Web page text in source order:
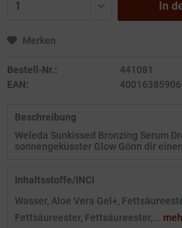
In
Merken
Bestell-Nr.:
441081
EAN:
Beschreibung
Weleda Sunkissed Bronzing Serum
sonnengeküsster Glow Gönn dir
Inhaltsstoffe/INCI
Wasser, Aloe Vera Gel+,
Fettsäureester, Fettsäureester,...